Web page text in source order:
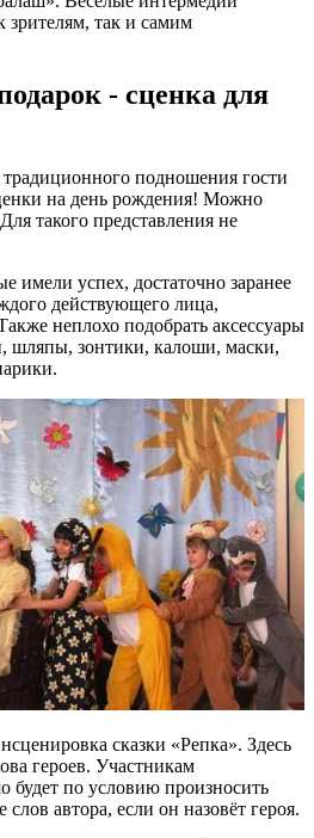
зрителям, так и самим
- сценка для
подношения гости
на день рождения! Можно
такого представления не
имели успех, достаточно заранее
действующего лица,
неплохо подобрать аксессуары
шляпы, зонтики, калоши, маски,
сказки «Репка». Здесь
героев. Участникам
будет по условию произносить
автора, если он назовёт героя.